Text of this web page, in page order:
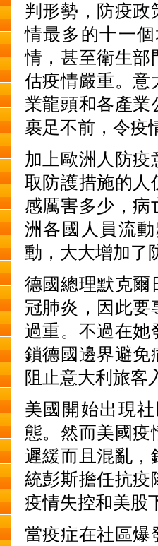
判形勢，防疫政
情最多的十一
情，甚至衛生部
估疫情嚴重。意
業龍頭和各產業
裹足不前，令疫
加上歐洲人防疫
取防護措施的人
感厲害多少，病
洲各國人員流
動，大大增加了
德國總理默克爾
冠肺炎，因此要
過重。不過在她
鎖德國邊界避免
阻止意大利旅客
美國開始出現
態。然而美國疫
遲緩而且混亂，
統彭斯擔任抗疫
疫情失控和美股
當疫症在社區爆